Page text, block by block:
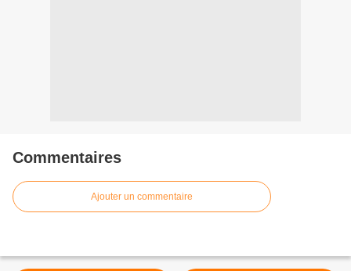
Commentaires
Ajouter un commentaire